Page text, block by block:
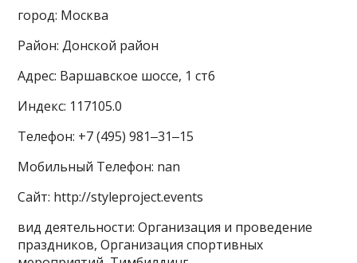
город: Москва
Район: Донской район
Адрес: Варшавское шоссе, 1 ст6
Индекс: 117105.0
Телефон: +7 (495) 981‒31‒15
Мобильный Телефон: nan
Сайт: http://styleproject.events
вид деятельности: Организация и проведение
праздников, Организация спортивных